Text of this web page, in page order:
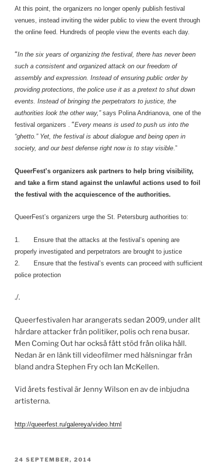
At this point, the organizers no longer openly publish festival
venues, instead inviting the wider public to view the event through
the online feed. Hundreds of people view the events each day.
“In the six years of organizing the festival, there has never been
such a consistent and organized attack on our freedom of
assembly and expression. Instead of ensuring public order by
providing protections, the police use it as a pretext to shut down
events. Instead of bringing the perpetrators to justice, the
authorities look the other way,” says Polina Andrianova, one of the
festival organizers . “Every means is used to push us into the
“ghetto.” Yet, the festival is about dialogue and being open in
society, and our best defense right now is to stay visible.”
QueerFest’s organizers ask partners to help bring visibility,
and take a firm stand against the unlawful actions used to foil
the festival with the acquiescence of the authorities.
QueerFest’s organizers urge the St. Petersburg authorities to:
1. Ensure that the attacks at the festival’s opening are
properly investigated and perpetrators are brought to justice
2. Ensure that the festival’s events can proceed with sufficient
police protection
./.
Queerfestivalen har arangerats sedan 2009, under allt
hårdare attacker från politiker, polis och rena busar.
Men Coming Out har också fått stöd från olika håll.
Nedan är en länk till videofilmer med hälsningar från
bland andra Stephen Fry och Ian McKellen.
Vid årets festival är Jenny Wilson en av de inbjudna
artisterna.
http://queerfest.ru/galereya/video.html
PUBLICERAT
24 SEPTEMBER, 2014